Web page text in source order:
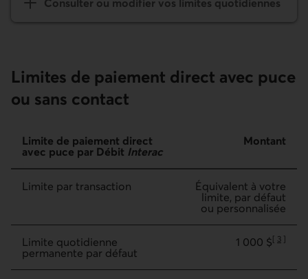
Consulter ou modifier vos limites quotidiennes
Limites de paiement direct avec puce
ou sans contact
Limite de paiement direct
avec puce par Débit Interac
Montant
Limite par transaction
Équivalent à votre
limite, par défaut
ou personnalisée
Limite quotidienne
permanente par défaut
1 000 $[ 3 ]
Aller à